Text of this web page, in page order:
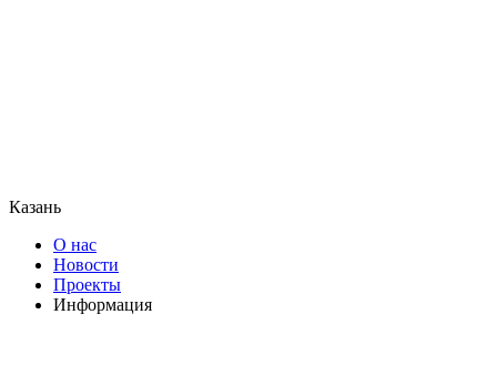
Казань
О нас
Новости
Проекты
Информация